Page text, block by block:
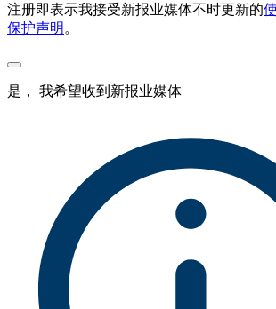
注册即表示我接受新报业媒体不时更新的
保护声明 。
是， 我希望收到新报业媒体